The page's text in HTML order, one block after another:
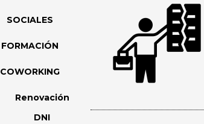
SOCIALES
FORMACIÓN
COWORKING
Renovación
DNI